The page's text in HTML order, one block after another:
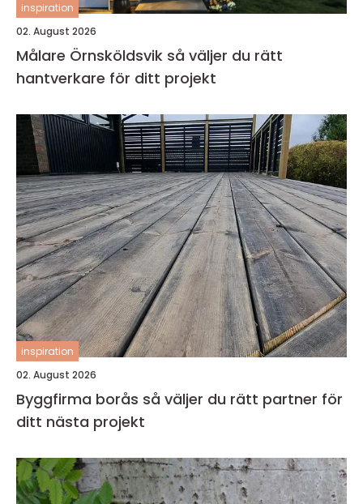
inspiration
02. August 2026
Målare Örnsköldsvik så väljer du rätt
hantverkare för ditt projekt
inspiration
02. August 2026
Byggfirma borås så väljer du rätt partner för
ditt nästa projekt